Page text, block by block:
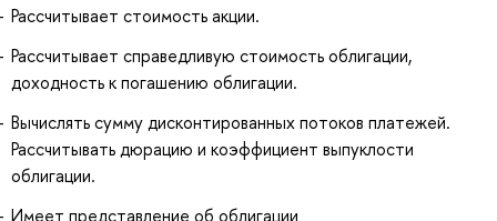
Рассчитывает стоимость акции.
Рассчитывает справедливую стоимость облигации,
доходность к погашению облигации.
Вычислять сумму дисконтированных потоков платежей.
Рассчитывать дюрацию и коэффициент выпуклости
облигации.
Имеет представление об облигации